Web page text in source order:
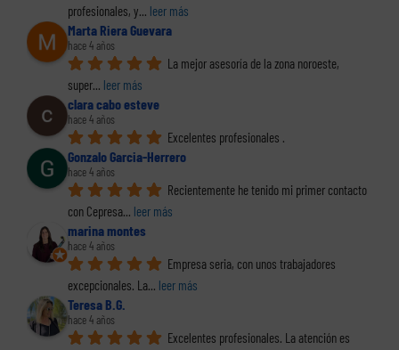
profesionales, y... leer más
Marta Riera Guevara
hace 4 años
La mejor asesoría de la zona noroeste,
super... leer más
clara cabo esteve
hace 4 años
Excelentes profesionales .
Gonzalo Garcia-Herrero
hace 4 años
Recientemente he tenido mi primer contacto
con Cepresa... leer más
marina montes
hace 4 años
Empresa seria, con unos trabajadores
excepcionales. La... leer más
Teresa B.G.
hace 4 años
Excelentes profesionales. La atención es